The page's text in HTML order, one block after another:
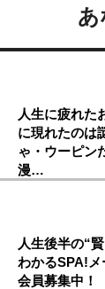
あ
人生に疲れた
に現れたのは
ゃ・ウーピン
漫…
人生後半の“
わかるSPA!
会員募集中！